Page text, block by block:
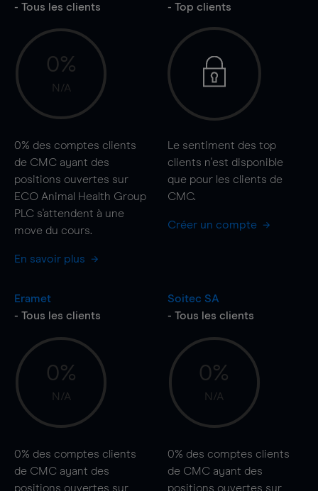
- Tous les clients
0%
N/A
0% des comptes clients
de CMC ayant des
positions ouvertes sur
ECO Animal Health Group
PLC s'attendent à une
move du cours.
En savoir plus
- Top clients
Le sentiment des top
clients n'est disponible
que pour les clients de
CMC.
Créer un compte
Eramet
- Tous les clients
0%
N/A
0% des comptes clients
de CMC ayant des
positions ouvertes sur
Soitec SA
- Tous les clients
0%
N/A
0% des comptes clients
de CMC ayant des
positions ouvertes sur